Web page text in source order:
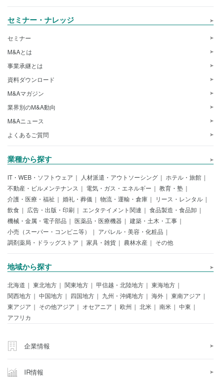
セミナー・ナレッジ
セミナー
M&Aとは
事業承継とは
資料ダウンロード
M&Aマガジン
業界別のM&A動向
M&Aニュース
よくあるご質問
業種から探す
IT・WEB・ソフトウェア 人材派遣・アウトソーシング
ホテル・旅館
不動産・ビルメンテナンス
電気・ガス・エネルギー
教育・塾
介護・医療・福祉
婚礼・葬儀 物流・運輸・倉庫
リース・レンタル
飲食
広告・出版・印刷 エンタテイメント関連
食品製造・食品卸
機械・金属・電子部品
医薬品・医療機器
建築・土木・工事
小売（スーパー・コンビニ等）
アパレル・美容・化粧品
調剤薬局・ドラッグストア
家具・雑貨 農林水産 その他
地域から探す
北海道 東北地方 関東地方 甲信越・北陸地方
東海地方
関西地方
中国地方 四国地方 九州・沖縄地方 海外
東南アジア
東アジア
その他アジア オセアニア 欧州 北米 南米
中東
アフリカ
企業情報
IR情報